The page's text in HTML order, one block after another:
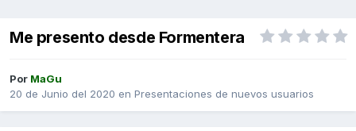
Me presento desde Formentera
Por MaGu
20 de Junio del 2020 en Presentaciones de nuevos usuarios